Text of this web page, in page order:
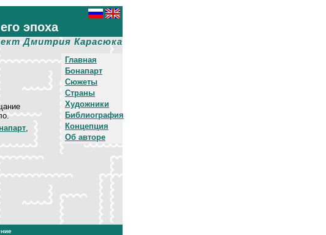
эпоха
Дмитрия Карасюка
Главная
Бонапарт
Сюжеты
Страны
Художники
Библиография
Концепция
Об авторе
,